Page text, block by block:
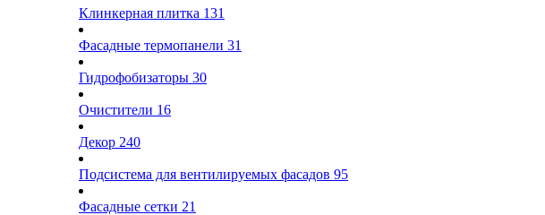
Клинкерная плитка 131
Фасадные термопанели 31
Гидрофобизаторы 30
Очистители 16
Декор 240
Подсистема для вентилируемых фасадов 95
Фасадные сетки 21